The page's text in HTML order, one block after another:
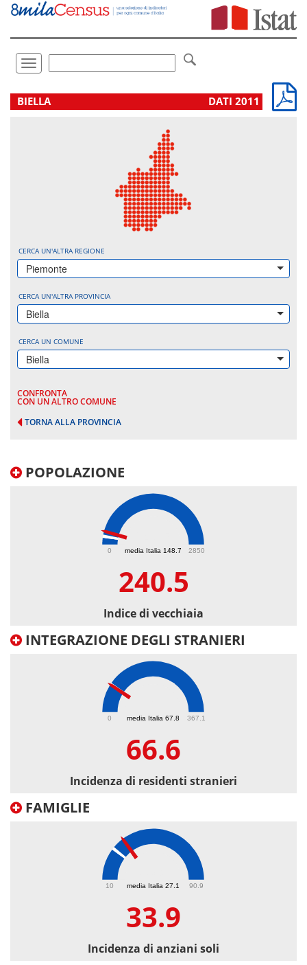
Vai
direttamente
Toggle
navigation
.
BIELLA DATI 2011
CERCA UN'ALTRA REGIONE
Piemonte
CERCA UN'ALTRA PROVINCIA
Biella
CERCA UN COMUNE
Biella
CONFRONTA
CON UN ALTRO COMUNE
TORNA ALLA PROVINCIA
POPOLAZIONE
media Italia 148.7
0 2850
240.5
Indice di vecchiaia
INTEGRAZIONE DEGLI STRANIERI
media Italia 67.8
0 367.1
66.6
Incidenza di residenti stranieri
FAMIGLIE
media Italia 27.1
10 90.9
33.9
Incidenza di anziani soli